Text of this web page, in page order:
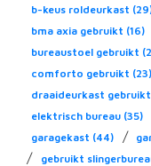
b-keus roldeurkast
bma axia gebruikt (16)
bureaustoel gebruikt
comforto gebruikt (23)
draaideurkast gebruikt
elektrisch bureau (35)
garagekast (44) /
/ gebruikt